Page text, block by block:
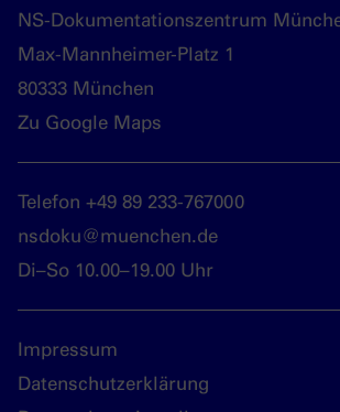
NS-Dokumentationszentrum
Max-Mannheimer-Platz 1
80333 München
Zu Google Maps
Telefon +49 89 233-767000
nsdoku@muenchen.de
Di–So 10.00–19.00 Uhr
Impressum
Datenschutzerklärung